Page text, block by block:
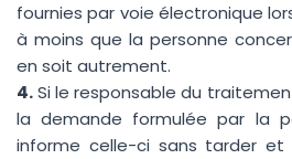
fournies par voie électronique
à moins que la personne
en soit autrement.
4.Si le responsable du
la demande formulée par la
informe celle-ci sans tarder